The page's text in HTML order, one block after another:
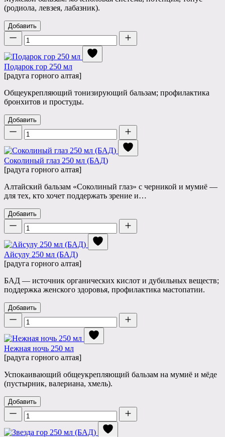
(родиола, левзея, лабазник).
Добавить
Количество
Подарок гор 250 мл
[радуга горного алтая]
Общеукрепляющий тонизирующий бальзам; профилактика
бронхитов и простуды.
Добавить
Количество
Соколиный глаз 250 мл (БАД)
[радуга горного алтая]
Алтайский бальзам «Соколиный глаз» с черникой и мумиё —
для тех, кто хочет поддержать зрение и…
Добавить
Количество
Айсулу 250 мл (БАД)
[радуга горного алтая]
БАД — источник органических кислот и дубильных веществ;
поддержка женского здоровья, профилактика мастопатии.
Добавить
Количество
Нежная ночь 250 мл
[радуга горного алтая]
Успокаивающий общеукрепляющий бальзам на мумиё и мёде
(пустырник, валериана, хмель).
Добавить
Количество